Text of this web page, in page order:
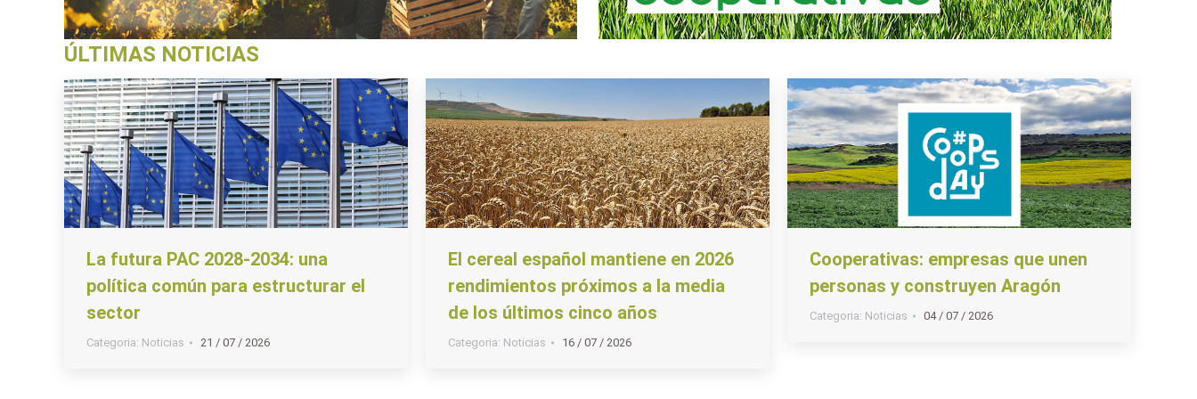
ÚLTIMAS NOTICIAS
La futura PAC 2028-2034: una
política común para estructurar el
sector
Categoria: Noticias 21 / 07 / 2026
El cereal español mantiene en 2026
rendimientos próximos a la media
de los últimos cinco años
Categoria: Noticias 16 / 07 / 2026
Cooperativas: empresas que unen
personas y construyen Aragón
Categoria: Noticias 04 / 07 / 2026